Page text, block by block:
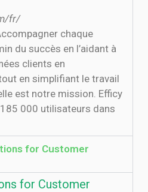
fr/
chaque
du succès en l’aidant à
clients en
en simplifiant le travail
est notre mission. Efficy
000 utilisateurs dans
for Customer
for Customer